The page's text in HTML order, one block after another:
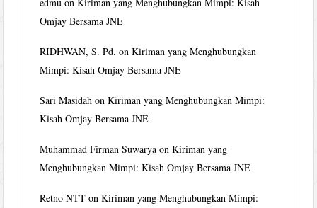
Omjay Bersama JNE
RIDHWAN, S. Pd. onKiriman yang Menghubungkan
Mimpi: Kisah Omjay Bersama JNE
Sari Masidah onKiriman yang Menghubungkan Mimpi:
Kisah Omjay Bersama JNE
Muhammad Firman Suwarya onKiriman yang
Menghubungkan Mimpi: Kisah Omjay Bersama JNE
Retno NTT onKiriman yang Menghubungkan Mimpi: